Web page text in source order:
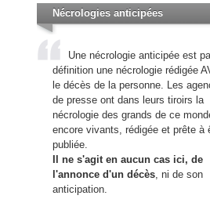
Nécrologies anticipées
Une nécrologie anticipée est
définition une nécrologie rédigée
le décès de la personne. Les
de presse ont dans leurs tiroirs la
nécrologie des grands de ce
encore vivants, rédigée et prête à
publiée.
Il ne s'agit en aucun cas ici, de
l'annonce d'un décès, ni de son
anticipation.